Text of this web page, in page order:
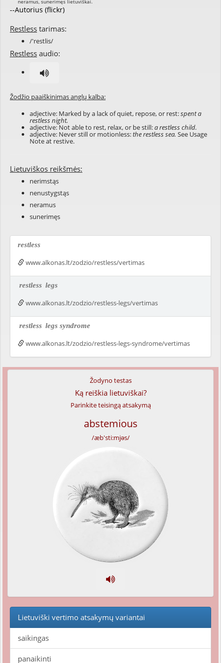
--Autorius (flickr)
Restless tarimas:
/'restlis/
Restless audio:
Žodžio paaiškinimas anglų kalba:
adjective: Marked by a lack of quiet, repose, or rest:spent a
restless night.
adjective: Not able to rest, relax, or be still:a restless child.
adjective: Never still or motionless:the restless sea. See Usage
Note at restive.
Lietuviškos reikšmės:
nerimstąs
nenustygstąs
neramus
sunerimęs
restless
www.alkonas.lt/zodzio/restless/vertimas
restless legs
www.alkonas.lt/zodzio/restless-legs/vertimas
restless legs syndrome
www.alkonas.lt/zodzio/restless-legs-syndrome/vertimas
Žodyno testas
Ką reiškia lietuviškai?
Parinkite teisingą atsakymą
abstemious
/æb'sti:mjəs/
Lietuviški vertimo atsakymų variantai
saikingas
panaikinti